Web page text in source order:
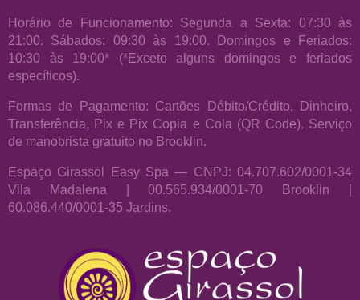
Horário de Funcionamento: Segunda a Sexta: 07:30 às
21:00. Sábados: 09:30 às 19:00. Domingos e Feriados:
10:30 às 19:00* (*Exceto alguns domingos e feriados
específicos).
Formas de Pagamento: Cartões Débito/Crédito, Dinheiro,
Transferência, Pix e Pix Copia e Cola (QR Code). Serviço
de manobrista gratuito no Brooklin.
Espaço Girassol Easy Spa — CNPJ: 04.707.602/0001-34
Vila Madalena | 00.565.934/0001-70 Brooklin |
60.086.440/0001-35 Jardins.